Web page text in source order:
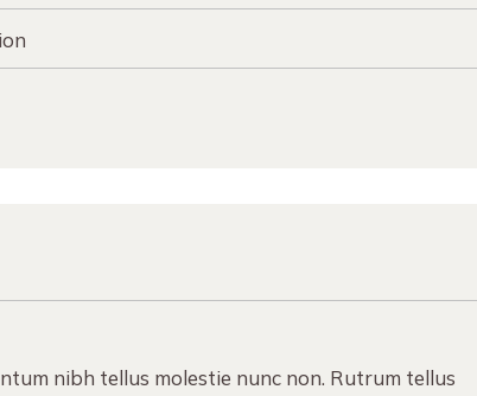
nibh tellus molestie nunc non. Rutrum tellus